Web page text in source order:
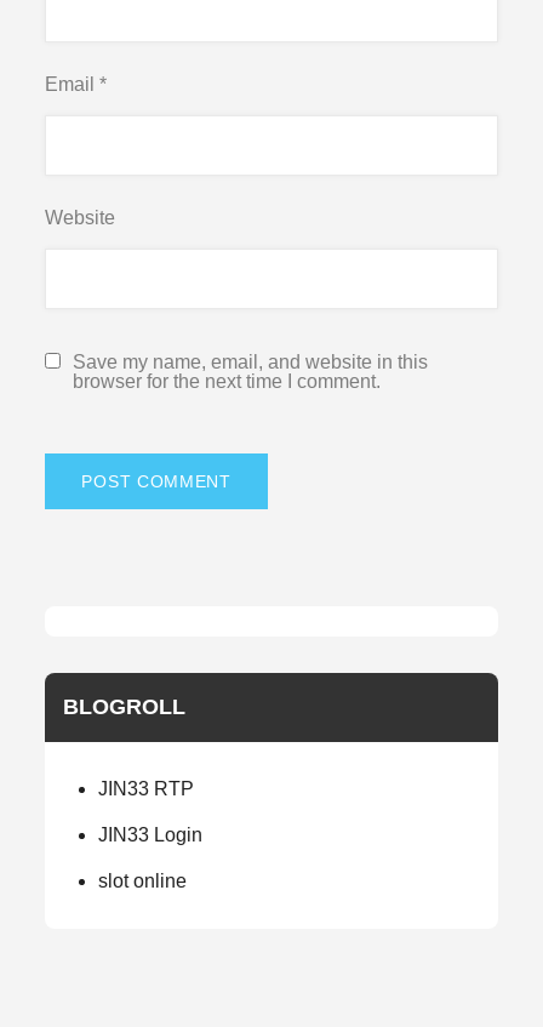
Email*
Website
Save my name, email, and website in this
browser for the next time I comment.
BLOGROLL
JIN33 RTP
JIN33 Login
slot online